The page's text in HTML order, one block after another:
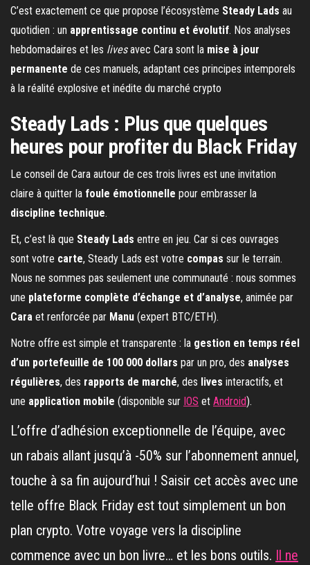
C’est exactement ce que propose l’écosystème Steady Lads au
quotidien : un apprentissage continu et évolutif. Nos analyses
hebdomadaires et les livesavec Cara sont la mise à jour
permanente de ces manuels, adaptant ces principes intemporels
à la réalité explosive et inédite du marché crypto
Steady Lads : Plus que quelques
heures pour profiter du Black Friday
Le conseil de Cara autour de ces trois livres est une invitation
claire à quitter la foule émotionnelle pour embrasser la
discipline technique.
Et, c’est là que Steady Lads entre en jeu. Car si ces ouvrages
sont votre carte, Steady Lads est votre compas sur le terrain.
Nous ne sommes pas seulement une communauté : nous sommes
une plateforme complète d’échange et d’analyse, animée par
Cara et renforcée par Manu (expert BTC/ETH).
Notre offre est simple et transparente : la gestion en temps réel
d’un portefeuille de 100 000 dollars par un pro, des analyses
régulières, des rapports de marché, des lives interactifs, et
une application mobile (disponible sur IOS et Android).
L’offre d’adhésion exceptionnelle de l’équipe, avec
un rabais allant jusqu’à -50% sur l’abonnement annuel,
touche à sa fin aujourd’hui ! Saisir cet accès avec une
telle offre Black Friday est tout simplement un bon
plan crypto. Votre voyage vers la discipline
commence avec un bon livre… et les bons outils. Il ne